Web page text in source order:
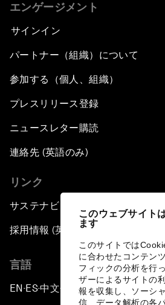
このウェブサイト
ます
このサイトでは
に合わせたコンテン
フィックの分析を行
ザーによるサイトの
報を収集し、ソーシ
信、データ解析の各
エンゲージメント
サインイン
パートナー（組織）について
参加する（個人、組織）
プレスリリース登録
ニュースレター購読
連絡先 (英語のみ)
リンク
サステナビリティへの取り組み
採用情報 (英語のみ)
言語
EN ▪ES▪中文▪ 日本語